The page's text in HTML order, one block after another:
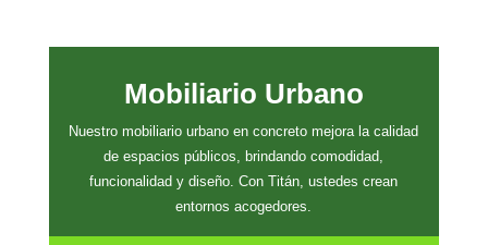
Mobiliario Urbano
Nuestro mobiliario urbano en concreto mejora la calidad
de espacios públicos, brindando comodidad,
funcionalidad y diseño. Con Titán, ustedes crean
entornos acogedores.